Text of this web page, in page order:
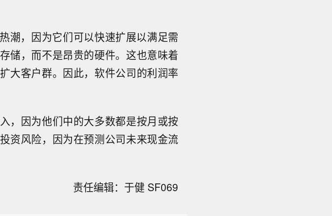
潮，因为它们可以快速扩展以满足需
储，而不是昂贵的硬件。这也意味着
大客户群。因此，软件公司的利润率
，因为他们中的大多数都是按月或按
资风险，因为在预测公司未来现金流
责任编辑：于健 SF069